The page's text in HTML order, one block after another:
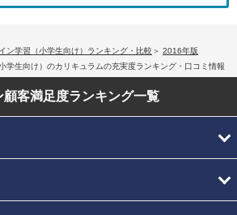
ン学習（小学生向け）ランキング・比較
2016年版
学生向け）のカリキュラムの充実度ランキング・口コミ情報
顧客満足度ランキング一覧